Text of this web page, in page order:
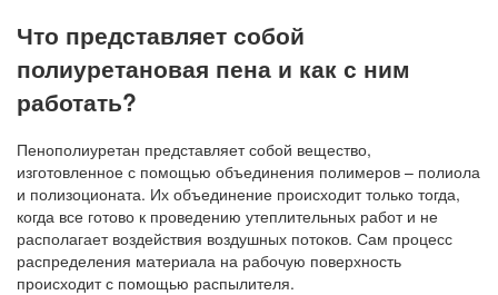
Что представляет собой
полиуретановая пена и как с ним
работать?
Пенополиуретан представляет собой вещество,
изготовленное с помощью объединения полимеров – полиола
и полизоционата. Их объединение происходит только тогда,
когда все готово к проведению утеплительных работ и не
располагает воздействия воздушных потоков. Сам процесс
распределения материала на рабочую поверхность
происходит с помощью распылителя.